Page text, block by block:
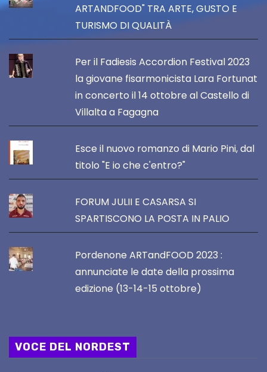
ARTANDFOOD" TRA ARTE, GUSTO E
TURISMO DI QUALITÀ
Per il Fadiesis Accordion Festival 2023
la giovane fisarmonicista Lara Fortunat
in concerto il 14 ottobre al Castello di
Villalta a Fagagna
Esce il nuovo romanzo di Mario Pini, dal
titolo "E io che c'entro?"
FORUM JULII E CASARSA SI
SPARTISCONO LA POSTA IN PALIO
Pordenone ARTandFOOD 2023 :
annunciate le date della prossima
edizione (13-14-15 ottobre)
VOCE DEL NORDEST